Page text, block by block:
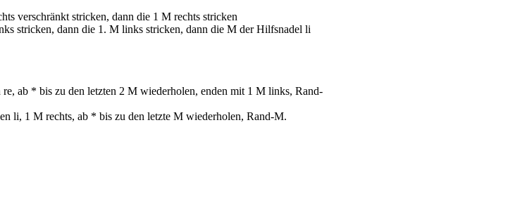
verschränkt stricken, dann die 1 M rechts stricken
stricken, dann die 1. M links stricken, dann die M der Hilfsnadel li
ab * bis zu den letzten 2 M wiederholen, enden mit 1 M links, Rand-
li, 1 M rechts, ab * bis zu den letzte M wiederholen, Rand-M.